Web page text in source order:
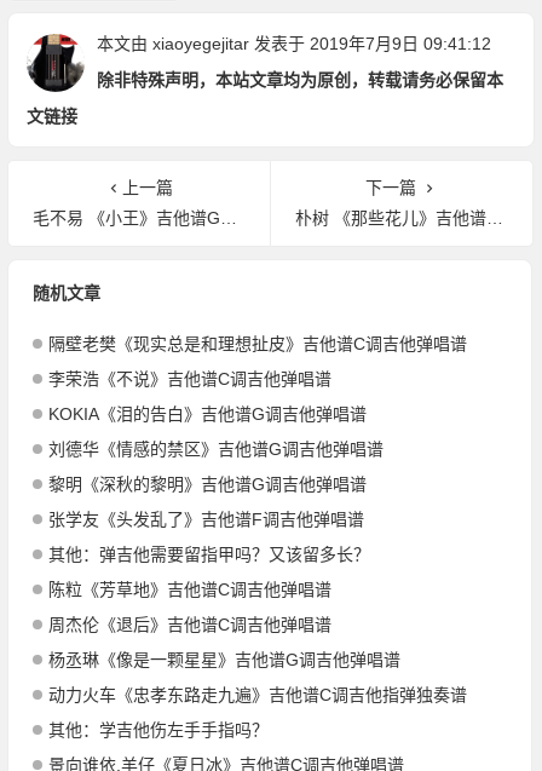
本文由 xiaoyegejitar发表于 2019年7月9日 09:41:12
除非特殊声明，本站文章均为原创，转载请务必保留本
文链接
上一篇
毛不易 《小王》吉他谱G调吉他弹唱谱
下一篇
朴树 《那些花儿》吉他谱C调吉他弹唱谱
随机文章
隔壁老樊《现实总是和理想扯皮》吉他谱C调吉他弹唱谱
李荣浩《不说》吉他谱C调吉他弹唱谱
KOKIA《泪的告白》吉他谱G调吉他弹唱谱
刘德华《情感的禁区》吉他谱G调吉他弹唱谱
黎明《深秋的黎明》吉他谱G调吉他弹唱谱
张学友《头发乱了》吉他谱F调吉他弹唱谱
其他：弹吉他需要留指甲吗？又该留多长？
陈粒《芳草地》吉他谱C调吉他弹唱谱
周杰伦《退后》吉他谱C调吉他弹唱谱
杨丞琳《像是一颗星星》吉他谱G调吉他弹唱谱
动力火车《忠孝东路走九遍》吉他谱C调吉他指弹独奏谱
其他：学吉他伤左手手指吗？
景向谁依,羊仔《夏日冰》吉他谱C调吉他弹唱谱